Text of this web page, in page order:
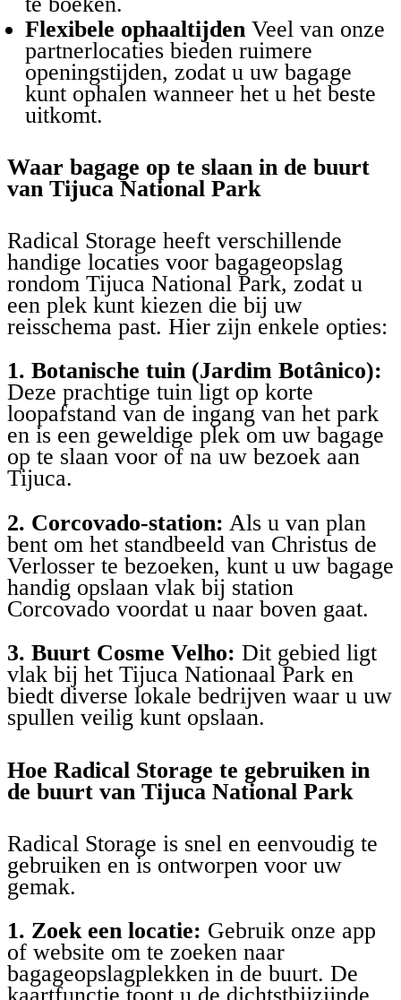
Flexibele ophaaltijden Veel van onze
partnerlocaties bieden ruimere
openingstijden, zodat u uw bagage
kunt ophalen wanneer het u het beste
uitkomt.
Waar bagage op te slaan in de buurt
van Tijuca National Park
Radical Storage heeft verschillende
handige locaties voor bagageopslag
rondom Tijuca National Park, zodat u
een plek kunt kiezen die bij uw
reisschema past. Hier zijn enkele opties:
1. Botanische tuin (Jardim Botânico):
Deze prachtige tuin ligt op korte
loopafstand van de ingang van het park
en is een geweldige plek om uw bagage
op te slaan voor of na uw bezoek aan
Tijuca.
2. Corcovado-station: Als u van plan
bent om het standbeeld van Christus de
Verlosser te bezoeken, kunt u uw bagage
handig opslaan vlak bij station
Corcovado voordat u naar boven gaat.
3. Buurt Cosme Velho: Dit gebied ligt
vlak bij het Tijuca Nationaal Park en
biedt diverse lokale bedrijven waar u uw
spullen veilig kunt opslaan.
Hoe Radical Storage te gebruiken in
de buurt van Tijuca National Park
Radical Storage is snel en eenvoudig te
gebruiken en is ontworpen voor uw
gemak.
1. Zoek een locatie: Gebruik onze app
of website om te zoeken naar
bagageopslagplekken in de buurt. De